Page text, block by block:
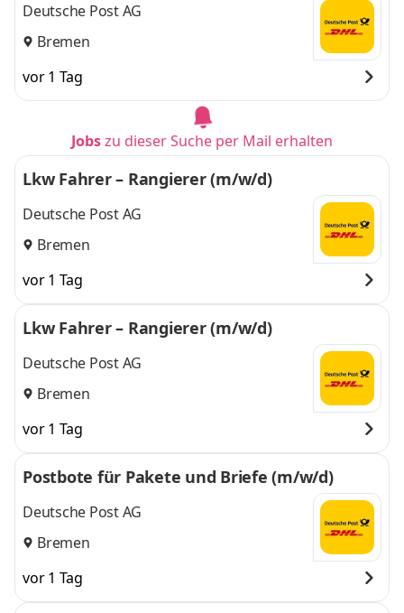
Deutsche Post AG
Bremen
vor 1 Tag
Jobszu dieser Suche per Mail erhalten
Lkw Fahrer – Rangierer (m/w/d)
Deutsche Post AG
Bremen
vor 1 Tag
Lkw Fahrer – Rangierer (m/w/d)
Deutsche Post AG
Bremen
vor 1 Tag
Postbote für Pakete und Briefe (m/w/d)
Deutsche Post AG
Bremen
vor 1 Tag